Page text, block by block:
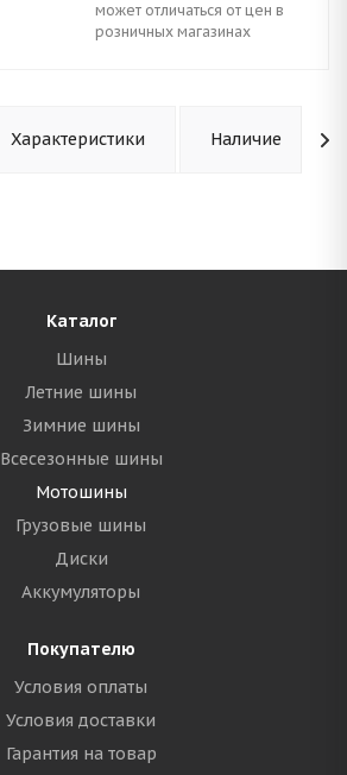
может отличаться от цен в
розничных магазинах
Характеристики Наличие
Каталог
Шины
Летние шины
Зимние шины
Всесезонные шины
Мотошины
Грузовые шины
Диски
Аккумуляторы
Покупателю
Условия оплаты
Условия доставки
Гарантия на товар